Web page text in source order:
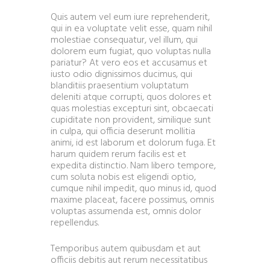
Quis autem vel eum iure reprehenderit,
qui in ea voluptate velit esse, quam nihil
molestiae consequatur, vel illum, qui
dolorem eum fugiat, quo voluptas nulla
pariatur? At vero eos et accusamus et
iusto odio dignissimos ducimus, qui
blanditiis praesentium voluptatum
deleniti atque corrupti, quos dolores et
quas molestias excepturi sint, obcaecati
cupiditate non provident, similique sunt
in culpa, qui officia deserunt mollitia
animi, id est laborum et dolorum fuga. Et
harum quidem rerum facilis est et
expedita distinctio. Nam libero tempore,
cum soluta nobis est eligendi optio,
cumque nihil impedit, quo minus id, quod
maxime placeat, facere possimus, omnis
voluptas assumenda est, omnis dolor
repellendus.
Temporibus autem quibusdam et aut
officiis debitis aut rerum necessitatibus